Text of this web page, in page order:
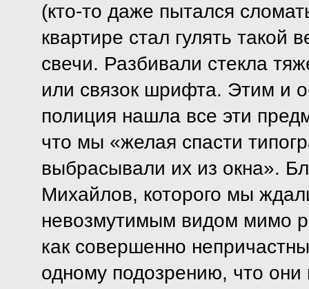
(кто-то даже пытался
квартире стал гулять такой
свечи. Разбивали стекла
или связок шрифта. Этим и
полиция нашла все эти
что мы «желая спасти
выбрасывали их из окна».
Михайлов, которого мы
невозмутимым видом мимо
как совершенно
одному подозрению, что